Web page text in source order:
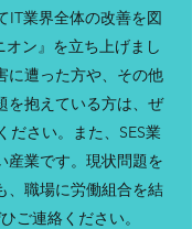
IT業界全体の改善を図
オン』を立ち上げまし
に遭った方や、その他
を抱えている方は、ぜ
ださい。また、SES業
産業です。現状問題を
、職場に労働組合を結
ご連絡ください。